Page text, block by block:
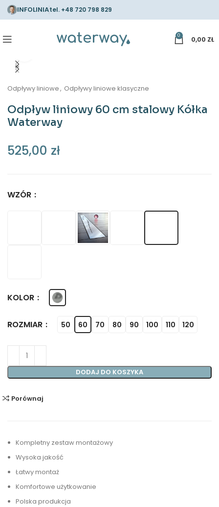
INFOLINIAtel. +48 720 798 829
0 0,00 ZŁ
Odpływy liniowe, Odpływy liniowe klasyczne
Odpływ liniowy 60 cm stalowy Kółka
Waterway
525,00 zł
WZÓR
KOLOR
ROZMIAR 50 60 70 80 90 100 110 120
DODAJ DO KOSZYKA
Porównaj
Kompletny zestaw montażowy
Wysoka jakość
Łatwy montaż
Komfortowe użytkowanie
Polska produkcja